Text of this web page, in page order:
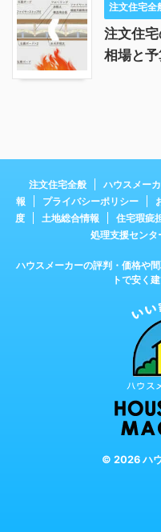
注文住宅全
注文住
相場と
注文住宅全般 ハウスメー
報
プライバシーポリシー
度
土地総合情報 住宅瑕疵
処理支援センタ
ハウスメーカーの評判・価格や
トで安く
© 2026 ハ